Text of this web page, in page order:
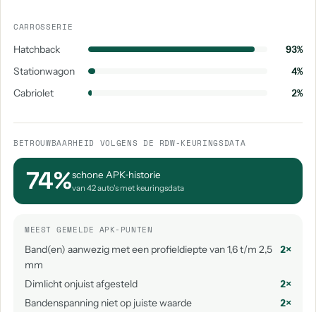
CARROSSERIE
Hatchback
93%
Stationwagon
4%
Cabriolet
2%
BETROUWBAARHEID VOLGENS DE RDW-KEURINGSDATA
74%schone APK‑historie
van 42 auto's met keuringsdata
MEEST GEMELDE APK-PUNTEN
Band(en) aanwezig met een profieldiepte van 1,6 t/m 2,5
mm
2×
Dimlicht onjuist afgesteld
2×
Bandenspanning niet op juiste waarde
2×